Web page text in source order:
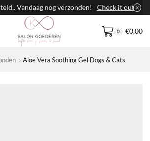
Vandaag nog verzonden! Check it out
0 €0,00
Aloe Vera Soothing Gel Dogs & Cats